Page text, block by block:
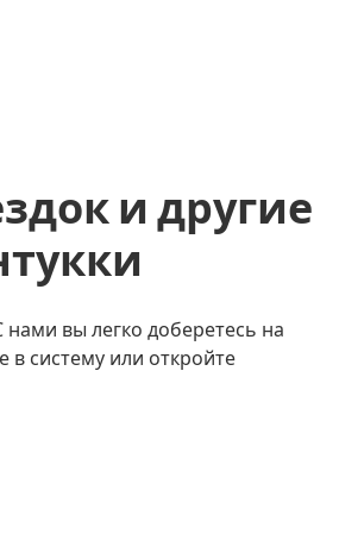
и другие
вы легко доберетесь на
в систему или откройте